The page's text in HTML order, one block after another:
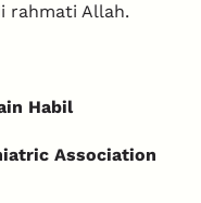
rahmati Allah.
Habil
Association